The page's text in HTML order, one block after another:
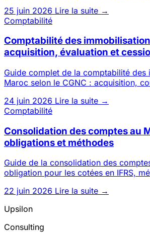
25 juin 2026 Lire la suite →
Comptabilité
Comptabilité des
acquisition, évaluation et
Guide complet de la comptabilité des
Maroc selon le CGNC : acquisition,
24 juin 2026 Lire la suite →
Comptabilité
Consolidation des comptes au
obligations et méthodes
Guide de la consolidation des
obligation pour les cotées en IFRS,
22 juin 2026 Lire la suite →
Upsilon
Consulting